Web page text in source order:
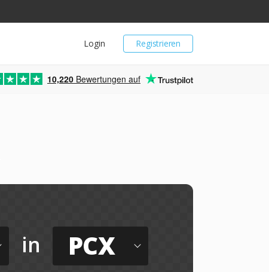
Registrieren
Login
10,220 Bewertungen auf
in PCX